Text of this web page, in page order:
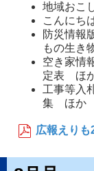
地域おこ
こんにち
防災情
もの生き
空き家情
定表 ほ
工事等入
集 ほか
広報えり